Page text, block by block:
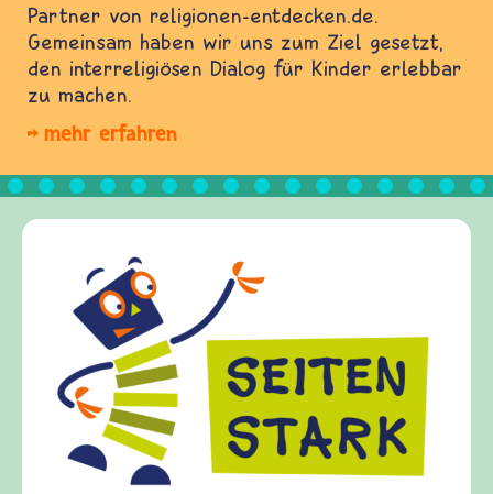
Partner von religionen-entdecken.de.
Gemeinsam haben wir uns zum Ziel gesetzt,
den interreligiösen Dialog für Kinder erlebbar
zu machen.
mehr erfahren
Frieden Fragen
frieden-fragen.de ist ein Internet-Angebot für
Kinder, Eltern und ErzieherInnen das zu
Fragen von Krieg und Frieden, Streit und
Gewalt informiert und einen Austausch zu
diesem Themenbereich ermöglicht. frieden-
fragen.de bietet Antworten auf wichtige